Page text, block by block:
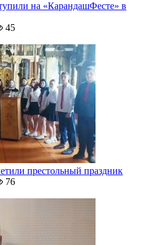
на «КарандашФесте» в
45
престольный праздник
76